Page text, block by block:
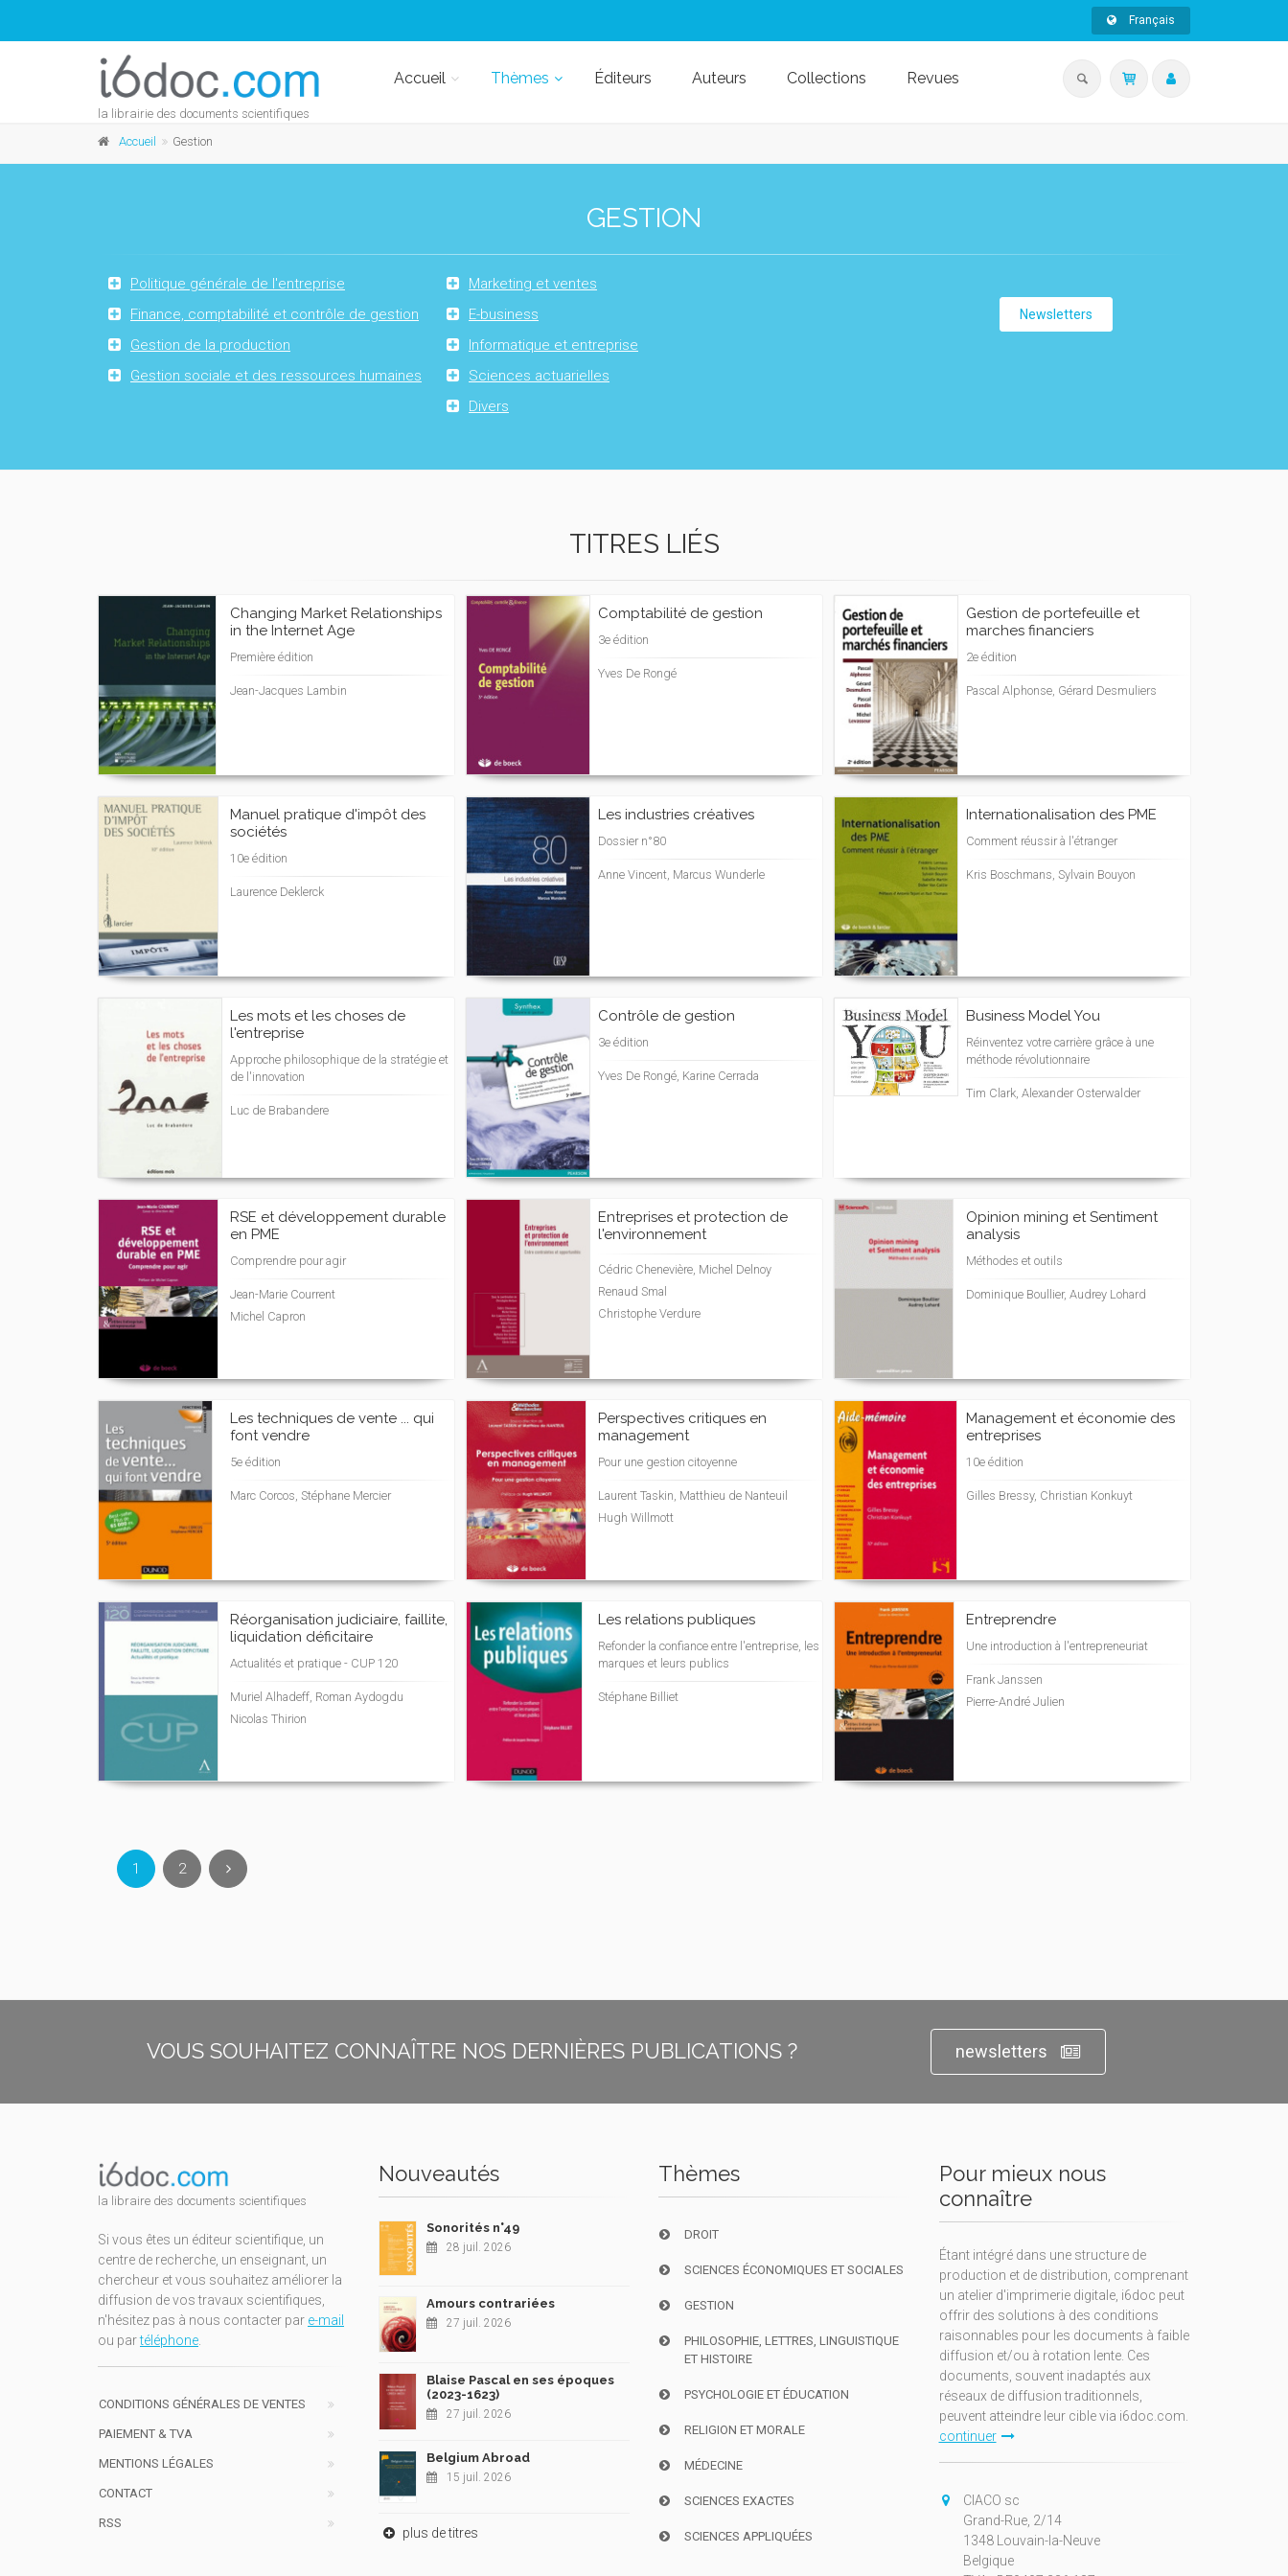
Français
la librairie des documents scientifiques
Accueil Thèmes Éditeurs Auteurs Collections Revues
Accueil Gestion
GESTION
Politique générale de l'entreprise
Finance, comptabilité et contrôle de gestion
Gestion de la production
Gestion sociale et des ressources humaines
Marketing et ventes
E-business
Informatique et entreprise
Sciences actuarielles
Divers
Newsletters
TITRES LIÉS
Changing Market Relationships
in the Internet Age
Première édition
Jean-Jacques Lambin
Comptabilité de gestion
3e édition
Yves De Rongé
Gestion de portefeuille et
marches financiers
2e édition
Pascal Alphonse, Gérard Desmuliers
Manuel pratique d'impôt des
sociétés
10e édition
Laurence Deklerck
Les industries créatives
Dossier n°80
Anne Vincent, Marcus Wunderle
Internationalisation des PME
Comment réussir à l'étranger
Kris Boschmans, Sylvain Bouyon
Les mots et les choses de
l'entreprise
Approche philosophique de la stratégie et
de l'innovation
Luc de Brabandere
Contrôle de gestion
3e édition
Yves De Rongé, Karine Cerrada
Business Model You
Réinventez votre carrière grâce à une
méthode révolutionnaire
Tim Clark, Alexander Osterwalder
RSE et développement durable
en PME
Comprendre pour agir
Jean-Marie Courrent
Michel Capron
Entreprises et protection de
l'environnement
Cédric Chenevière, Michel Delnoy
Renaud Smal
Christophe Verdure
Opinion mining et Sentiment
analysis
Méthodes et outils
Dominique Boullier, Audrey Lohard
Les techniques de vente ... qui
font vendre
5e édition
Marc Corcos, Stéphane Mercier
Perspectives critiques en
management
Pour une gestion citoyenne
Laurent Taskin, Matthieu de Nanteuil
Hugh Willmott
Management et économie des
entreprises
10e édition
Gilles Bressy, Christian Konkuyt
Réorganisation judiciaire, faillite,
liquidation déficitaire
Actualités et pratique - CUP 120
Muriel Alhadeff, Roman Aydogdu
Nicolas Thirion
Les relations publiques
Refonder la confiance entre l'entreprise, les
marques et leurs publics
Stéphane Billiet
Entreprendre
Une introduction à l'entrepreneuriat
Frank Janssen
Pierre-André Julien
1 2
VOUS SOUHAITEZ CONNAÎTRE NOS DERNIÈRES PUBLICATIONS ? newsletters
la libraire des documents scientifiques
Si vous êtes un éditeur scientifique, un
centre de recherche, un enseignant, un
chercheur et vous souhaitez améliorer la
diffusion de vos travaux scientifiques,
n'hésitez pas à nous contacter par e-mail
ou partéléphone.
CONDITIONS GÉNÉRALES DE VENTES
PAIEMENT & TVA
MENTIONS LÉGALES
CONTACT
RSS
Nouveautés
Sonorités n°49
28 juil. 2026
Amours contrariées
27 juil. 2026
Blaise Pascal en ses époques
(2023-1623)
27 juil. 2026
Belgium Abroad
15 juil. 2026
plus de titres
Thèmes
DROIT
SCIENCES ÉCONOMIQUES ET SOCIALES
GESTION
PHILOSOPHIE, LETTRES, LINGUISTIQUE
ET HISTOIRE
PSYCHOLOGIE ET ÉDUCATION
RELIGION ET MORALE
MÉDECINE
SCIENCES EXACTES
SCIENCES APPLIQUÉES
Pour mieux nous
connaître
Étant intégré dans une structure de
production et de distribution, comprenant
un atelier d'imprimerie digitale, i6doc peut
offrir des solutions à des conditions
raisonnables pour les documents à faible
diffusion et/ou à rotation lente. Ces
documents, souvent inadaptés aux
réseaux de diffusion traditionnels,
peuvent atteindre leur cible via i6doc.com.
continuer
CIACO sc
Grand-Rue, 2/14
1348 Louvain-la-Neuve
Belgique